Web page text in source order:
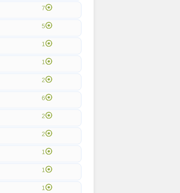
7
5
1
1
2
6
2
2
1
1
1